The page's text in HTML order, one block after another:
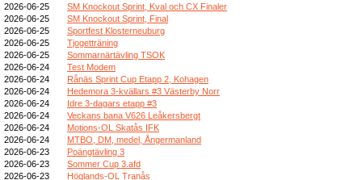
2026-06-25
SM Knockout Sprint, Kval och CX Finaler
2026-06-25
SM Knockout Sprint, Final
2026-06-25
Sportfest Klosterneuburg
2026-06-25
Tjogetträning
2026-06-25
Sommarnärtävling TSOK
2026-06-24
Test Modem
2026-06-24
Rånäs Sprint Cup Etapp 2, Kohagen
2026-06-24
Hedemora 3-kvällars #3 Västerby Norr
2026-06-24
Idre 3-dagars etapp #3
2026-06-24
Veckans bana V626 Leåkersbergt
2026-06-24
Motions-OL Skatås IFK
2026-06-24
MTBO, DM, medel, Ångermanland
2026-06-23
Poängtävling 3
2026-06-23
Sommer Cup 3.afd
2026-06-23
Höglands-OL Tranås